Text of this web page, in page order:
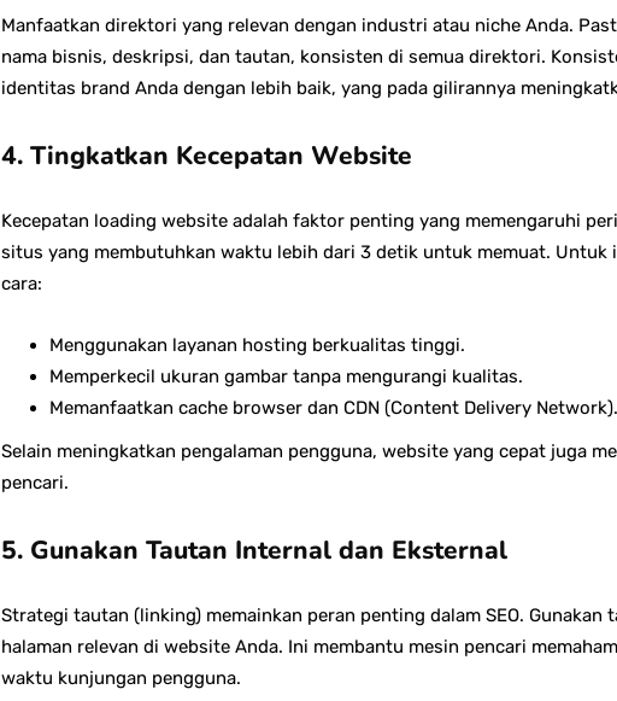
Manfaatkan direktori yang relevan dengan industri atau niche Anda.
nama bisnis, deskripsi, dan tautan, konsisten di semua direktori.
identitas brand Anda dengan lebih baik, yang pada gilirannya
4. Tingkatkan Kecepatan Website
Kecepatan loading website adalah faktor penting yang memengaruhi
situs yang membutuhkan waktu lebih dari 3 detik untuk memuat. Untuk
cara:
Menggunakan layanan hosting berkualitas tinggi.
Memperkecil ukuran gambar tanpa mengurangi kualitas.
Memanfaatkan cache browser dan CDN (Content Delivery Network).
Selain meningkatkan pengalaman pengguna, website yang cepat juga
pencari.
5. Gunakan Tautan Internal dan Eksternal
Strategi tautan (linking) memainkan peran penting dalam SEO.
halaman relevan di website Anda. Ini membantu mesin pencari
waktu kunjungan pengguna.